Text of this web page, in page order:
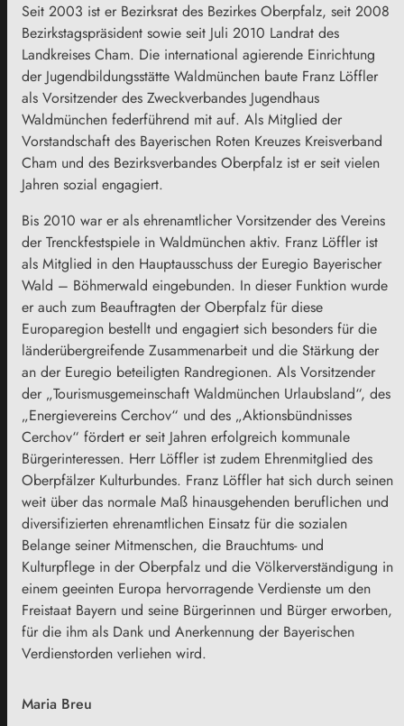
Seit 2003 ist er Bezirksrat des Bezirkes Oberpfalz, seit 2008
Bezirkstagspräsident sowie seit Juli 2010 Landrat des
Landkreises Cham. Die international agierende Einrichtung
der Jugendbildungsstätte Waldmünchen baute Franz Löffler
als Vorsitzender des Zweckverbandes Jugendhaus
Waldmünchen federführend mit auf. Als Mitglied der
Vorstandschaft des Bayerischen Roten Kreuzes Kreisverband
Cham und des Bezirksverbandes Oberpfalz ist er seit vielen
Jahren sozial engagiert.
Bis 2010 war er als ehrenamtlicher Vorsitzender des Vereins
der Trenckfestspiele in Waldmünchen aktiv. Franz Löffler ist
als Mitglied in den Hauptausschuss der Euregio Bayerischer
Wald – Böhmerwald eingebunden. In dieser Funktion wurde
er auch zum Beauftragten der Oberpfalz für diese
Europaregion bestellt und engagiert sich besonders für die
länderübergreifende Zusammenarbeit und die Stärkung der
an der Euregio beteiligten Randregionen. Als Vorsitzender
der „Tourismusgemeinschaft Waldmünchen Urlaubsland“, des
„Energievereins Cerchov“ und des „Aktionsbündnisses
Cerchov“ fördert er seit Jahren erfolgreich kommunale
Bürgerinteressen. Herr Löffler ist zudem Ehrenmitglied des
Oberpfälzer Kulturbundes. Franz Löffler hat sich durch seinen
weit über das normale Maß hinausgehenden beruflichen und
diversifizierten ehrenamtlichen Einsatz für die sozialen
Belange seiner Mitmenschen, die Brauchtums- und
Kulturpflege in der Oberpfalz und die Völkerverständigung in
einem geeinten Europa hervorragende Verdienste um den
Freistaat Bayern und seine Bürgerinnen und Bürger erworben,
für die ihm als Dank und Anerkennung der Bayerischen
Verdienstorden verliehen wird.
Maria Breu